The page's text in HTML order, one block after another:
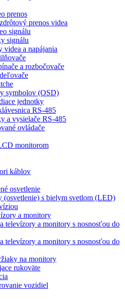
prenos
prenos videa
signálu
signálu
videa a napájania
a rozbočovače
symbolov (OSD)
jednotky
RS-485
a vysielače RS-485
ovládače
monitorom
káblov
osvetlenie
(osvetlenie) s bielym svetlom (LED)
a monitory
televízory a monitory s nosnosťou do
televízory a monitory s nosnosťou do
na monitory
rukoväte
vozidiel